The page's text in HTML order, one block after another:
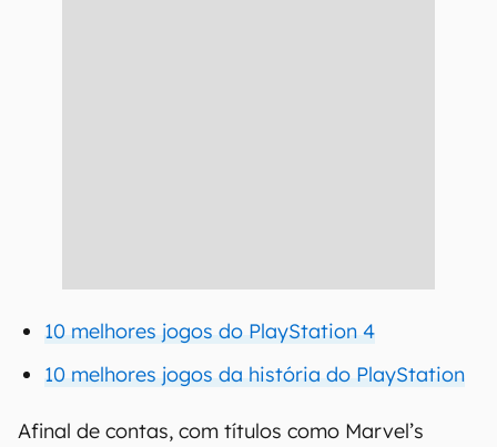
10 melhores jogos do PlayStation 4
10 melhores jogos da história do PlayStation
Afinal de contas, com títulos como Marvel’s